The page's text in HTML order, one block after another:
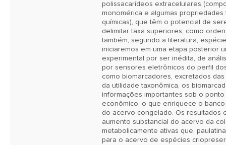
polissacarídeos extracelulares
monomérica e algumas propriedades
químicas), que têm o potencial de
delimitar taxa superiores, como
também, segundo a literatura,
iniciaremos em uma etapa posterior
experimental por ser inédita, de
por sensores eletrônicos do perfil
como biomarcadores, excretados
da utilidade taxonômica, os
informações importantes sob o ponto
econômico, o que enriquece o
do acervo congelado. Os resultados
aumento substancial do acervo da
metabolicamente ativas que,
para o acervo de espécies